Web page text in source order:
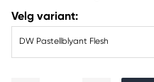
Velg variant:
DW Pastellblyant Flesh